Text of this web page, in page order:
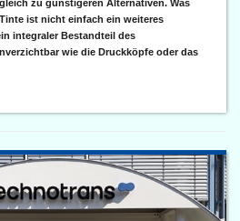
zu günstigeren Alternativen. Was
ist nicht einfach ein weiteres
integraler Bestandteil des
wie die Druckköpfe oder das